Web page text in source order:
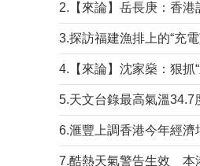
3.探訪福建漁排上的“充電
6.滙豐上調香港今年經濟
7.酷熱天氣警告生效 本